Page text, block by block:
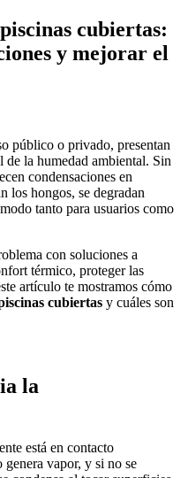
cubiertas:
y mejorar el
público o privado, presentan
la humedad ambiental. Sin
condensaciones en
los hongos, se degradan
tanto para usuarios como
con soluciones a
térmico, proteger las
artículo te mostramos cómo
cubiertas y cuáles son
la
está en contacto
genera vapor, y si no se